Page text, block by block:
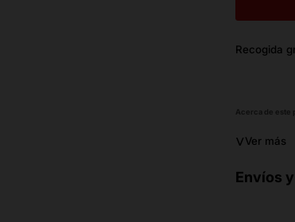
Recogida
Acerca de este
˅Ver más
Envíos